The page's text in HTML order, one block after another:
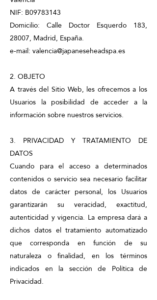
NIF: B09783143
Domicilio: Calle Doctor Esquerdo 183,
28007, Madrid, España.
e-mail: valencia@japaneseheadspa.es
2. OBJETO
A través del Sitio Web, les ofrecemos a los
Usuarios la posibilidad de acceder a la
información sobre nuestros servicios.
3. PRIVACIDAD Y TRATAMIENTO DE
DATOS
Cuando para el acceso a determinados
contenidos o servicio sea necesario facilitar
datos de carácter personal, los Usuarios
garantizarán su veracidad, exactitud,
autenticidad y vigencia. La empresa dará a
dichos datos el tratamiento automatizado
que corresponda en función de su
naturaleza o finalidad, en los términos
indicados en la sección de Política de
Privacidad.